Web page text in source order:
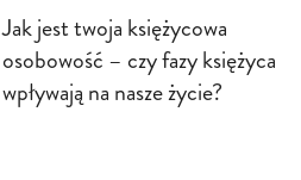
Jak jest twoja księżycowa
osobowość – czy fazy księżyca
wpływają na nasze życie?